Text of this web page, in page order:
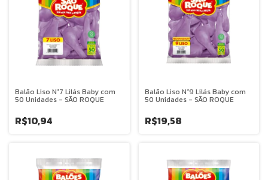
Balão Liso N°7 Lilás Baby com
50 Unidades - SÃO ROQUE
R$10,94
Balão Liso N°9 Lilás Baby com
50 Unidades - SÃO ROQUE
R$19,58